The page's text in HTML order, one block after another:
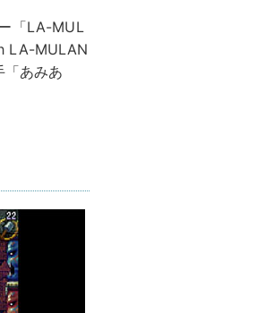
「LA-MUL
LA-MULAN
あみあ